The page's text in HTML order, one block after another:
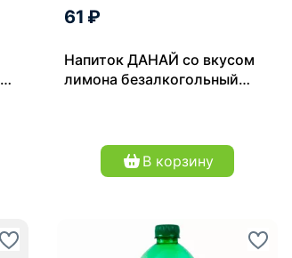
61 ₽
Напиток ДАНАЙ со вкусом
лимона безалкогольный
В корзину